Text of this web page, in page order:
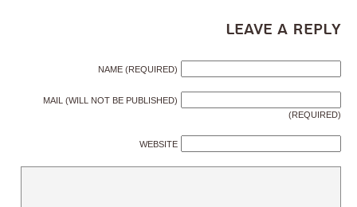
Leave a Reply
NAME (REQUIRED)
MAIL (WILL NOT BE PUBLISHED)
(REQUIRED)
WEBSITE